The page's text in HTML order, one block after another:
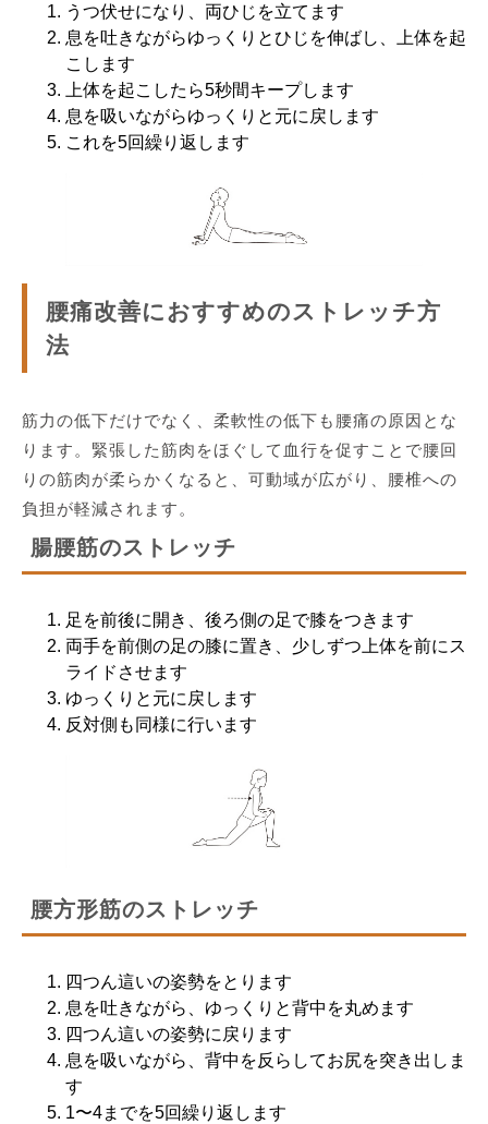
うつ伏せになり、両ひじを立てます
息を吐きながらゆっくりとひじを伸ばし、上体を起
こします
上体を起こしたら5秒間キープします
息を吸いながらゆっくりと元に戻します
これを5回繰り返します
腰痛改善におすすめのストレッチ方
法
筋力の低下だけでなく、柔軟性の低下も腰痛の原因とな
ります。緊張した筋肉をほぐして血行を促すことで腰回
りの筋肉が柔らかくなると、可動域が広がり、腰椎への
負担が軽減されます。
腸腰筋のストレッチ
足を前後に開き、後ろ側の足で膝をつきます
両手を前側の足の膝に置き、少しずつ上体を前にス
ライドさせます
ゆっくりと元に戻します
反対側も同様に行います
腰方形筋のストレッチ
四つん這いの姿勢をとります
息を吐きながら、ゆっくりと背中を丸めます
四つん這いの姿勢に戻ります
息を吸いながら、背中を反らしてお尻を突き出しま
す
1〜4までを5回繰り返します